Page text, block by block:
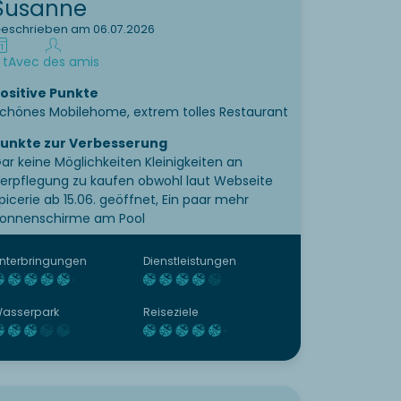
am 06.07.2026
tAvec des amis
Punkte
Mobilehome, extrem tolles Restaurant
zur Verbesserung
keine Möglichkeiten Kleinigkeiten an
zu kaufen obwohl laut Webseite
ab 15.06. geöffnet, Ein paar mehr
am Pool
Dienstleistungen
Reiseziele